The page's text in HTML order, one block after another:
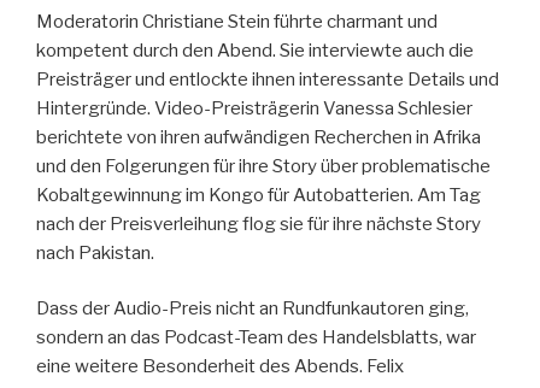
Moderatorin Christiane Stein führte charmant und
kompetent durch den Abend. Sie interviewte auch die
Preisträger und entlockte ihnen interessante Details und
Hintergründe. Video-Preisträgerin Vanessa Schlesier
berichtete von ihren aufwändigen Recherchen in Afrika
und den Folgerungen für ihre Story über problematische
Kobaltgewinnung im Kongo für Autobatterien. Am Tag
nach der Preisverleihung flog sie für ihre nächste Story
nach Pakistan.
Dass der Audio-Preis nicht an Rundfunkautoren ging,
sondern an das Podcast-Team des Handelsblatts, war
eine weitere Besonderheit des Abends. Felix